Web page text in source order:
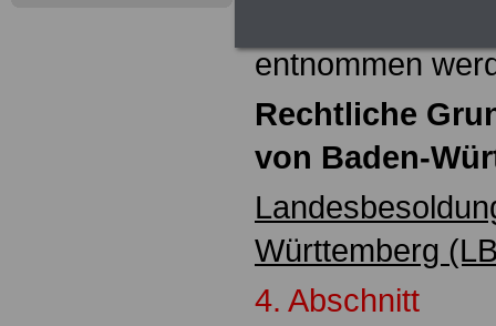
entnommen
Rechtliche
von Baden-
Württemberg
4. Abschnitt